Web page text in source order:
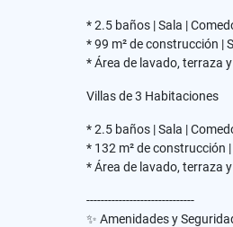
* 2.5 baños | Sala |
* 99 m² de construcción |
* Área de lavado, terraza
Villas de 3 Habitaciones
* 2.5 baños | Sala |
* 132 m² de construcción
* Área de lavado, terraza
------------------------------
✨ Amenidades y